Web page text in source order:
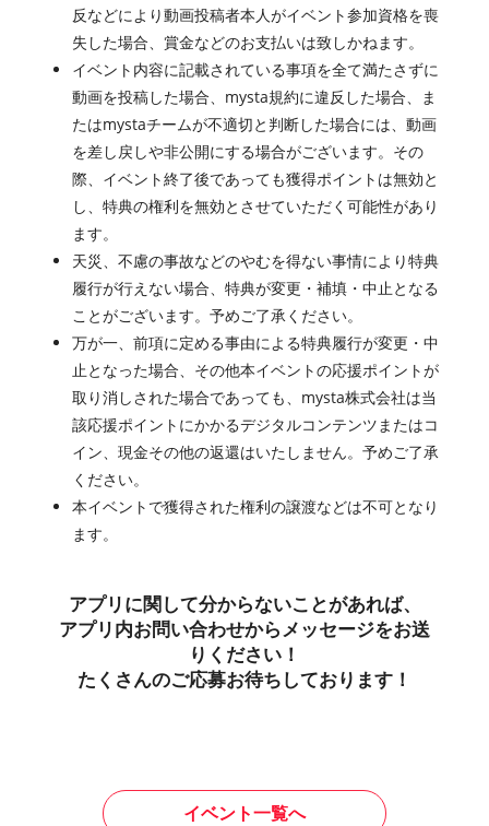
反などにより動画投稿者本人がイベント参加資格を喪
失した場合、賞金などのお支払いは致しかねます。
イベント内容に記載されている事項を全て満たさずに
動画を投稿した場合、mysta規約に違反した場合、ま
たはmystaチームが不適切と判断した場合には、動画
を差し戻しや非公開にする場合がございます。その
際、イベント終了後であっても獲得ポイントは無効と
し、特典の権利を無効とさせていただく可能性があり
ます。
天災、不慮の事故などのやむを得ない事情により特典
履行が行えない場合、特典が変更・補填・中止となる
ことがございます。予めご了承ください。
万が一、前項に定める事由による特典履行が変更・中
止となった場合、その他本イベントの応援ポイントが
取り消しされた場合であっても、mysta株式会社は当
該応援ポイントにかかるデジタルコンテンツまたはコ
イン、現金その他の返還はいたしません。予めご了承
ください。
本イベントで獲得された権利の譲渡などは不可となり
ます。
アプリに関して分からないことがあれば、
アプリ内お問い合わせからメッセージをお送
りください！
たくさんのご応募お待ちしております！
イベント一覧へ